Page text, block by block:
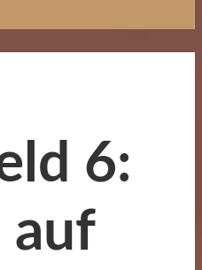
6:
auf